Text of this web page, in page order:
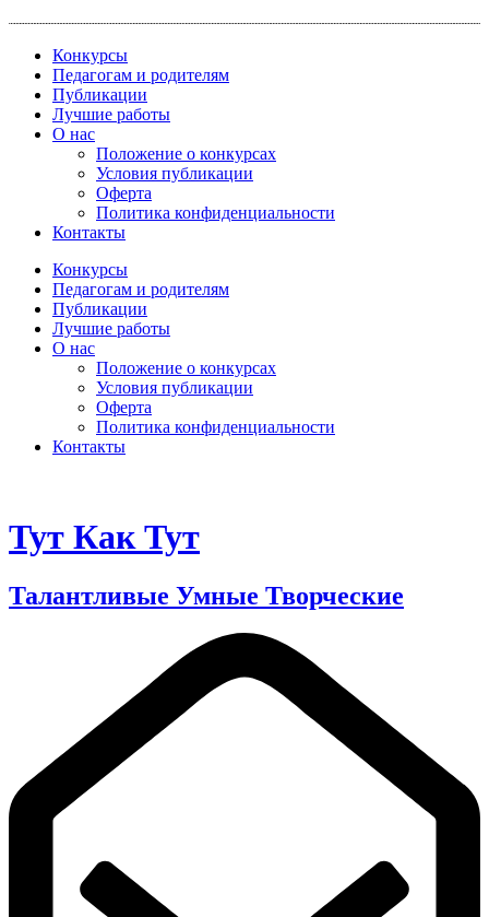
содержимому
Конкурсы
Педагогам и родителям
Публикации
Лучшие работы
О нас
Положение о конкурсах
Условия публикации
Оферта
Политика конфиденциальности
Контакты
Конкурсы
Педагогам и родителям
Публикации
Лучшие работы
О нас
Положение о конкурсах
Условия публикации
Оферта
Политика конфиденциальности
Контакты
Тут Как Тут
Талантливые Умные Творческие